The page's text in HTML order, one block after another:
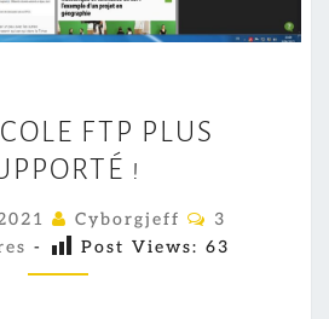
R
O
O
C
FTP PLUS
!
Cyborgjeff
C
M
3
- Post Views: 63